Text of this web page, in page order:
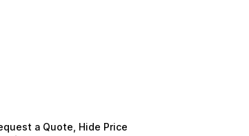
a Quote, Hide Price